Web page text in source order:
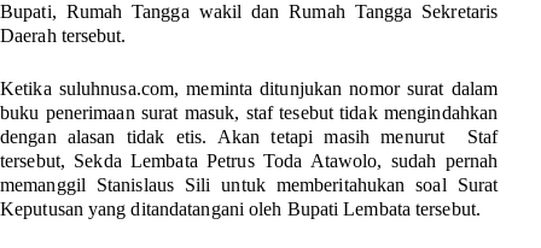
Bupati, Rumah Tangga wakil dan Rumah Tangga Sekretaris
Daerah tersebut.
Ketika suluhnusa.com, meminta ditunjukan nomor surat dalam
buku penerimaan surat masuk, staf tesebut tidak mengindahkan
dengan alasan tidak etis. Akan tetapi masih menurut Staf
tersebut, Sekda Lembata Petrus Toda Atawolo, sudah pernah
memanggil Stanislaus Sili untuk memberitahukan soal Surat
Keputusan yang ditandatangani oleh Bupati Lembata tersebut.